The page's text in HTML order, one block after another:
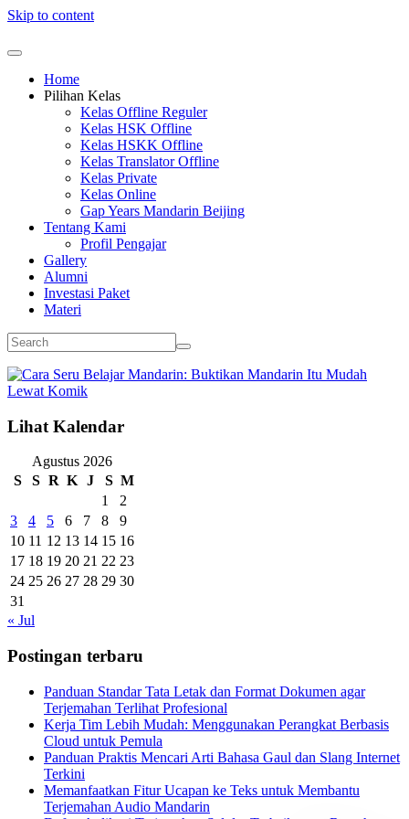
Skip to content
Home
Pilihan Kelas
Kelas Offline Reguler
Kelas HSK Offline
Kelas HSKK Offline
Kelas Translator Offline
Kelas Private
Kelas Online
Gap Years Mandarin Beijing
Tentang Kami
Profil Pengajar
Gallery
Alumni
Investasi Paket
Materi
Lihat Kalendar
Agustus 2026
S
S R K J S M
1
2
3
4 5 6 7 8
9
10 11 12 13 14 15 16
17 18 19 20 21 22 23
24 25 26 27 28 29 30
31
« Jul
Postingan terbaru
Panduan Standar Tata Letak dan Format Dokumen agar
Terjemahan Terlihat Profesional
Kerja Tim Lebih Mudah: Menggunakan Perangkat Berbasis
Cloud untuk Pemula
Panduan Praktis Mencari Arti Bahasa Gaul dan Slang Internet
Terkini
Memanfaatkan Fitur Ucapan ke Teks untuk Membantu
Terjemahan Audio Mandarin